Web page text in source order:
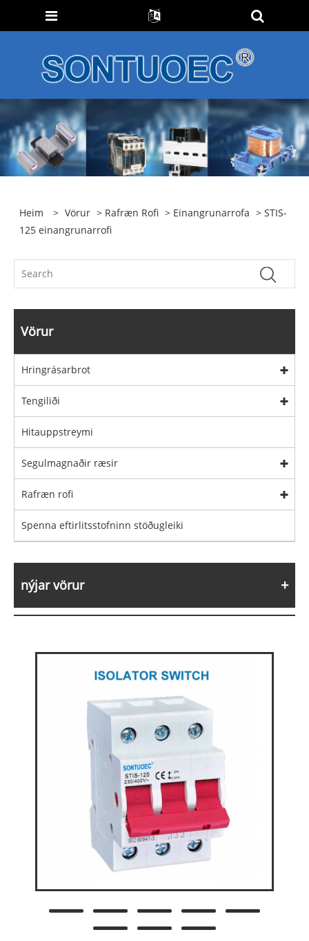
Heim > Vörur > Rafræn Rofi > Einangrunarrofa > STIS-
125 einangrunarrofi
Vörur
Hringrásarbrot
Tengiliði
Hitauppstreymi
Segulmagnaðir ræsir
Rafræn rofi
Spenna eftirlitsstofninn stöðugleiki
nýjar vörur